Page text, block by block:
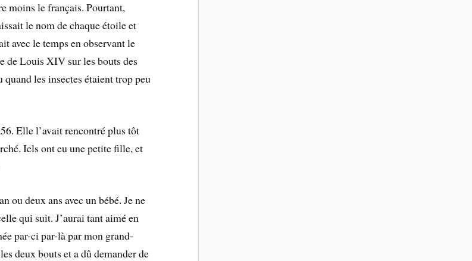
moins le français. Pourtant,
le nom de chaque étoile et
avec le temps en observant le
de Louis XIV sur les bouts des
les insectes étaient trop peu
Elle l’avait rencontré plus tôt
Iels ont eu une petite fille, et
ou deux ans avec un bébé. Je ne
qui suit. J’aurai tant aimé en
par-ci par-là par mon grand-
deux bouts et a dû demander de